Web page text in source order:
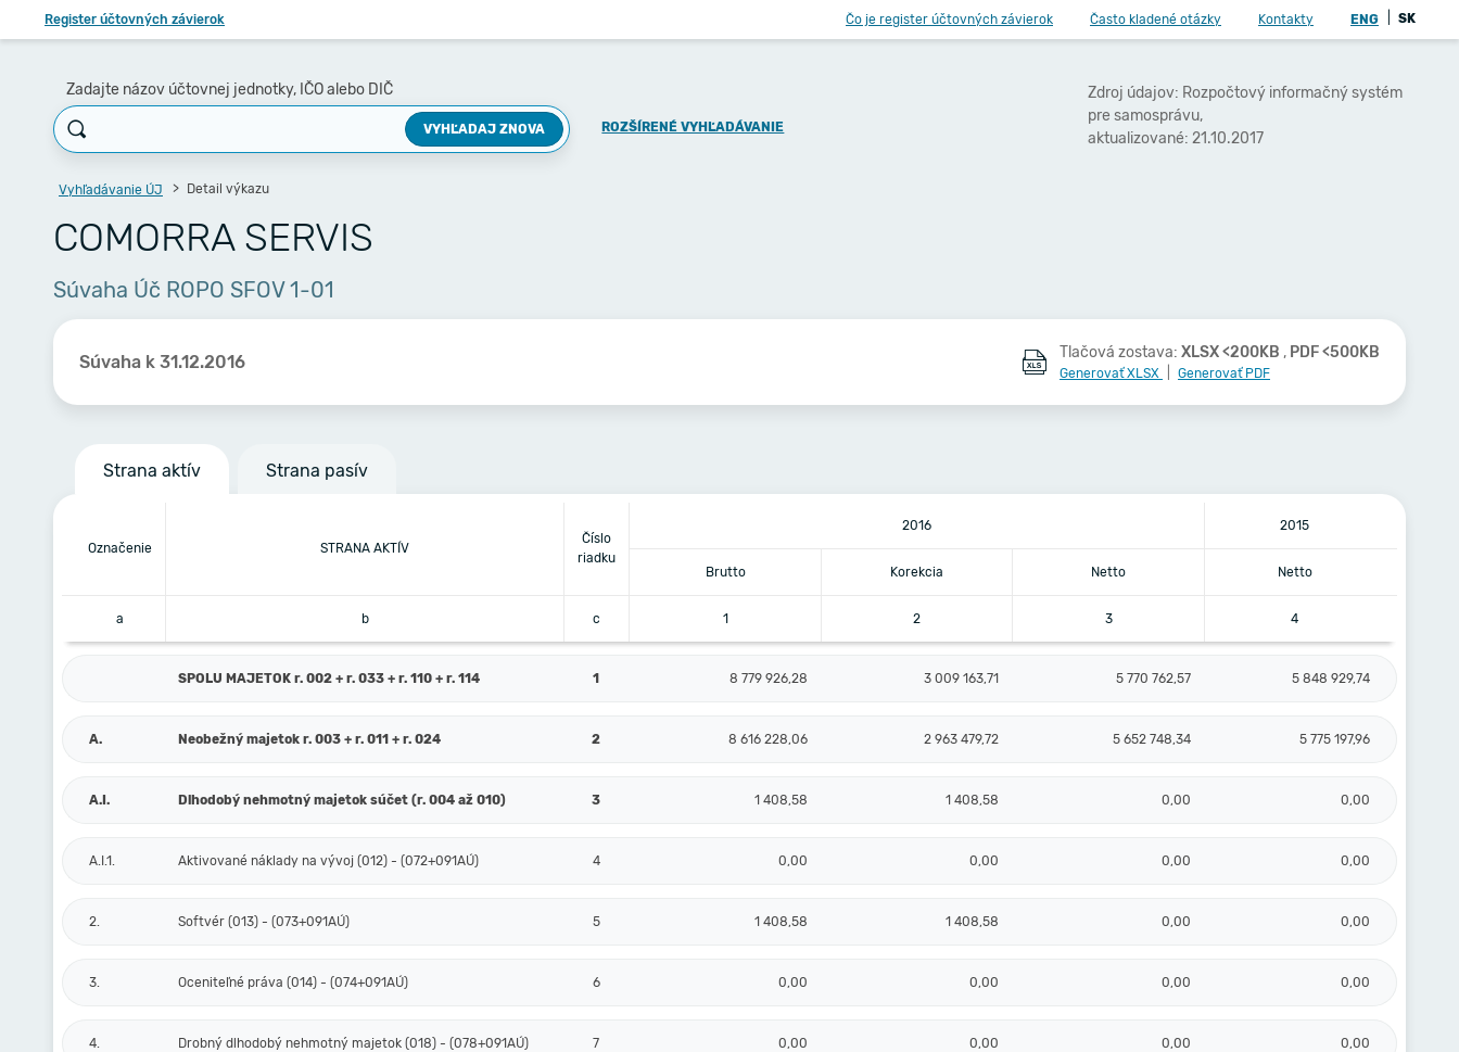
Register účtovných závierok Čo je register účtovných závierok Často kladené otázky Kontakty ENG SK
Zadajte názov účtovnej jednotky, IČO alebo DIČ
VYHĽADAJ ZNOVA ROZŠÍRENÉ VYHĽADÁVANIE
Zdroj údajov: Rozpočtový informačný systém
pre samosprávu,
aktualizované: 21.10.2017
Vyhľadávanie ÚJ Detail výkazu
COMORRA SERVIS
Súvaha Úč ROPO SFOV 1-01
Súvaha k 31.12.2016 Tlačová zostava: XLSX <200KB , PDF <500KB
Generovať XLSX Generovať PDF
Strana aktív Strana pasív
Označenie STRANA AKTÍV
Číslo
riadku
2016 2015
Brutto Korekcia Netto Netto
a b c 1 2 3 4
SPOLU MAJETOK r. 002 + r. 033 + r. 110 + r. 114 1 8 779 926,28 3 009 163,71 5 770 762,57 5 848 929,74
A. Neobežný majetok r. 003 + r. 011 + r. 024 2 8 616 228,06 2 963 479,72 5 652 748,34 5 775 197,96
A.I. Dlhodobý nehmotný majetok súčet (r. 004 až 010) 3 1 408,58 1 408,58 0,00 0,00
A.I.1. Aktivované náklady na vývoj (012) - (072+091AÚ) 4 0,00 0,00 0,00 0,00
2. Softvér (013) - (073+091AÚ) 5 1 408,58 1 408,58 0,00 0,00
3. Oceniteľné práva (014) - (074+091AÚ) 6 0,00 0,00 0,00 0,00
4. Drobný dlhodobý nehmotný majetok (018) - (078+091AÚ) 7 0,00 0,00 0,00 0,00